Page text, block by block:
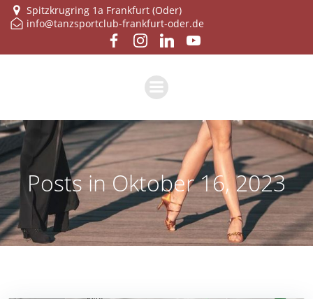
Zum
Inhalt
springen
Spitzkrugring 1a Frankfurt (Oder)
info@tanzsportclub-frankfurt-oder.de
Posts in Oktober 16, 2023